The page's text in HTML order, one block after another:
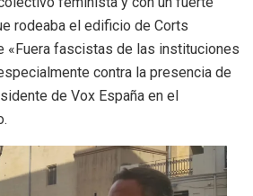
rodeaba el edificio de Corts
«Fuera fascistas de las instituciones
contra la presencia de
de Vox España en el